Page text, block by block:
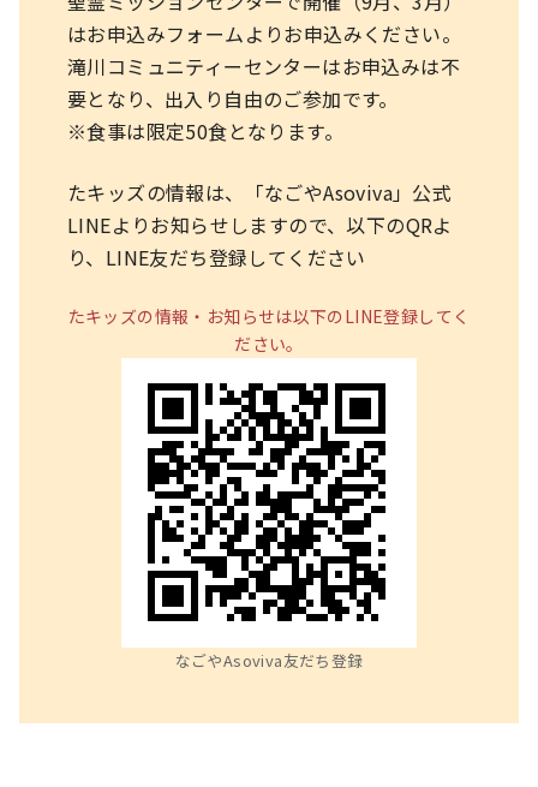
はお申込みフォームよりお申込みください。
滝川コミュニティーセンターはお申込みは不
要となり、出入り自由のご参加です。
※食事は限定50食となります。
たキッズの情報は、「なごやAsoviva」公式
LINEよりお知らせしますので、以下のQRよ
り、LINE友だち登録してください
たキッズの情報・お知らせは以下のLINE登録してく
ださい。
なごやAsoviva友だち登録